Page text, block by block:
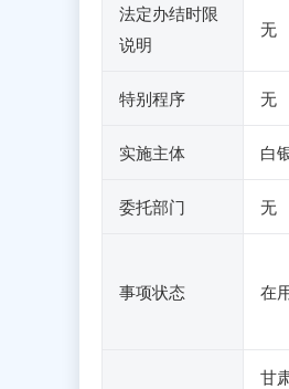
法定办结时限
说明
无
特别程序 无
实施主体 白
委托部门 无
事项状态 在
甘